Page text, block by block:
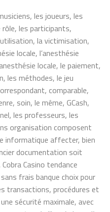
les joueurs, les
les participants,
la victimisation,
locale, l’anesthésie
locale, le paiement,
les méthodes, le jeu
comparable,
soin, le même, GCash,
les professeurs, les
organisation composent
informatique affecter, bien
documentation soit
Casino tendance
frais banque choix pour
transactions, procédures et
sécurité maximale, avec